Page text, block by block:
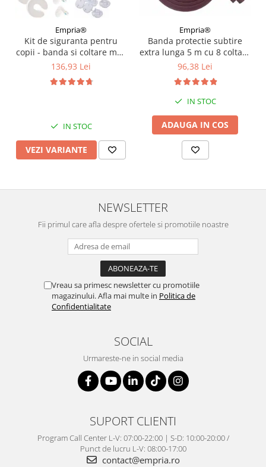
Empria®
Kit de siguranta pentru
copii - banda si coltare moi,
opritoare usa, sigurante
culori
136,93 Lei
IN STOC
VEZI VARIANTE
Empria®
Banda protectie subtire
extra lunga 5 m cu 8 coltare
incluse, 2.3x0.9x500 cm,
96,38 Lei
IN STOC
ADAUGA IN COS
NEWSLETTER
Fii primul care afla despre ofertele si promotiile noastre
Vreau sa primesc newsletter cu promotiile
magazinului. Afla mai multe in Politica de
Confidentialitate
SOCIAL
Urmareste-ne in social media
SUPORT CLIENTI
Program Call Center L-V: 07:00-22:00 | S-D: 10:00-20:00 /
Punct de lucru L-V: 08:00-17:00
contact@empria.ro